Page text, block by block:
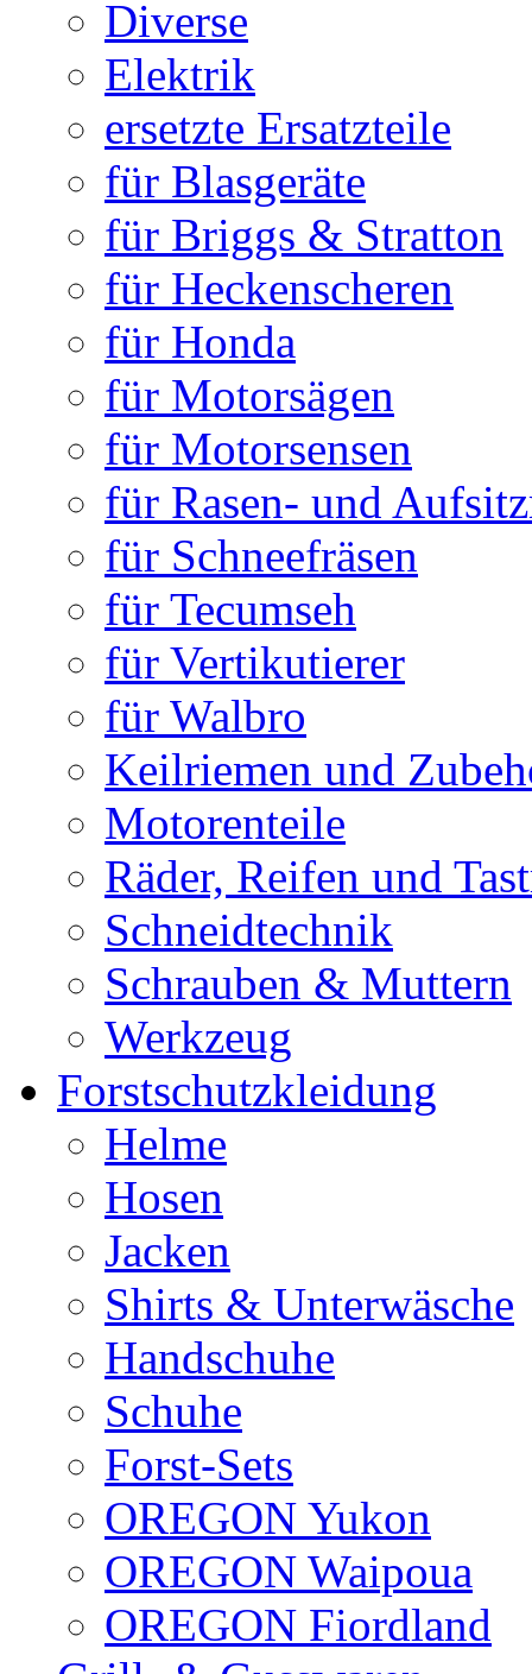
Diverse
Elektrik
ersetzte Ersatzteile
für Blasgeräte
für Briggs & Stratton
für Heckenscheren
für Honda
für Motorsägen
für Motorsensen
für Rasen- und
für Schneefräsen
für Tecumseh
für Vertikutierer
für Walbro
Keilriemen und
Motorenteile
Räder, Reifen und
Schneidtechnik
Schrauben & Muttern
Werkzeug
Forstschutzkleidung
Helme
Hosen
Jacken
Shirts & Unterwäsche
Handschuhe
Schuhe
Forst-Sets
OREGON Yukon
OREGON Waipoua
OREGON Fiordland